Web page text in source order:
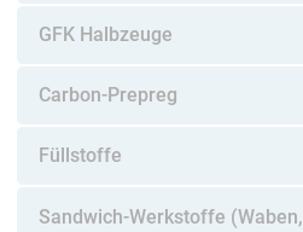
GFK Halbzeuge
Carbon-Prepreg
Füllstoffe
Sandwich-Werkstoffe (Waben,